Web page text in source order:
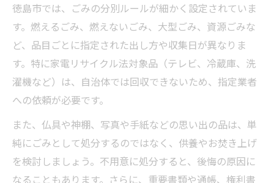
徳島市では、ごみの分別ルールが細かく設定されていま
す。燃えるごみ、燃えないごみ、大型ごみ、資源ごみな
ど、品目ごとに指定された出し方や収集日が異なりま
す。特に家電リサイクル法対象品（テレビ、冷蔵庫、洗
濯機など）は、自治体では回収できないため、指定業者
への依頼が必要です。
また、仏具や神棚、写真や手紙などの思い出の品は、単
純にごみとして処分するのではなく、供養やお焚き上げ
を検討しましょう。不用意に処分すると、後悔の原因に
なることもあります。さらに、重要書類や通帳、権利書